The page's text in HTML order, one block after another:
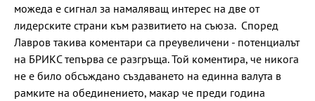
можеда е сигнал за намаляващ интерес на две от
лидерските страни към развитието на съюза. Според
Лавров такива коментари са преувеличени - потенциалът
на БРИКС тепърва се разгръща. Той коментира, че никога
не е било обсъждано създаването на единна валута в
рамките на обединението, макар че преди година